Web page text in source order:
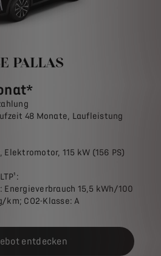
PALLAS
48 Monate, Laufleistung
Elektromotor, 115 kW (156 PS)
Energieverbrauch 15,5 kWh/100
km; CO2-Klasse: A
entdecken